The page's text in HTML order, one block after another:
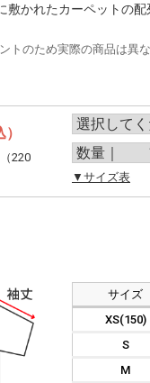
かれたカーペットの
トのため実際の商品は異な
220
▼サイズ表
サイズ
XS(150)
S
M